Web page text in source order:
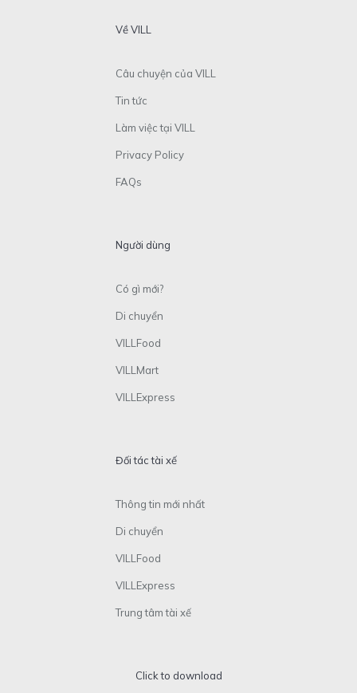
Về VILL
Câu chuyện của VILL
Tin tức
Làm việc tại VILL
Privacy Policy
FAQs
Người dùng
Có gì mới?
Di chuyển
VILLFood
VILLMart
VILLExpress
Đối tác tài xế
Thông tin mới nhất
Di chuyển
VILLFood
VILLExpress
Trung tâm tài xế
Click to download